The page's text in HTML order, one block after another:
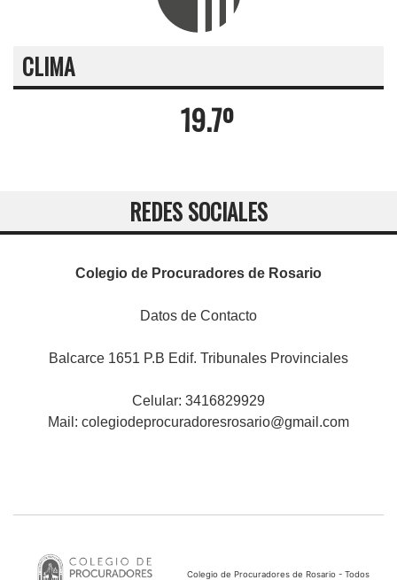
CLIMA
19.7º
REDES SOCIALES
Colegio de Procuradores de Rosario
Datos de Contacto
Balcarce 1651 P.B Edif. Tribunales Provinciales
Celular: 3416829929
Mail: colegiodeprocuradoresrosario@gmail.com
Colegio de Procuradores de Rosario - Todos